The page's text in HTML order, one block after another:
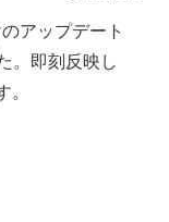
アップデート
。即刻反映し
。